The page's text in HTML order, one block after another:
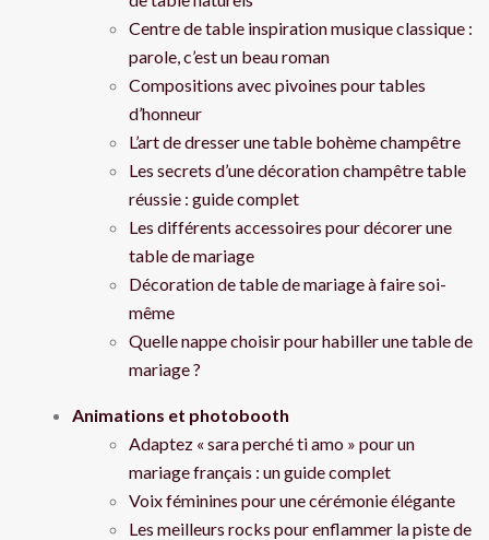
Centre de table inspiration musique classique :
parole, c’est un beau roman
Compositions avec pivoines pour tables
d’honneur
L’art de dresser une table bohème champêtre
Les secrets d’une décoration champêtre table
réussie : guide complet
Les différents accessoires pour décorer une
table de mariage
Décoration de table de mariage à faire soi-
même
Quelle nappe choisir pour habiller une table de
mariage ?
Animations et photobooth
Adaptez « sara perché ti amo » pour un
mariage français : un guide complet
Voix féminines pour une cérémonie élégante
Les meilleurs rocks pour enflammer la piste de